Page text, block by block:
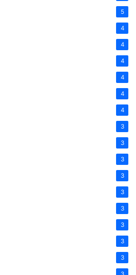
5
4
4
4
4
4
4
3
3
3
3
3
3
3
3
3